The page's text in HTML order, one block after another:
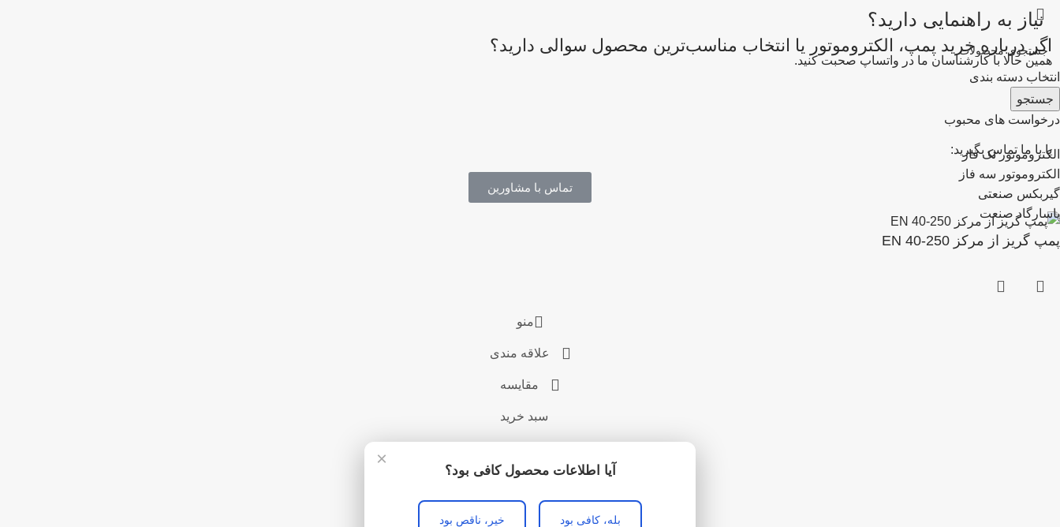
انتخاب دسته بندی
جستجو
درخواست های محبوب
الکتروموتور تک فاز
الکتروموتور سه فاز
گیربکس صنعتی
پاسارگاد صنعت
نیاز به راهنمایی دارید؟
اگر درباره خرید پمپ، الکتروموتور یا انتخاب مناسب‌ترین محصول سوالی دارید؟
همین حالا با کارشناسان ما در واتساپ صحبت کنید.
یا با ما تماس بگیرید:
تماس با مشاورین
پمپ گریز از مرکز EN 40-250
×
آیا اطلاعات محصول کافی بود؟
بله، کافی بود خیر، ناقص بود
منو
علاقه مندی
مقایسه
سبد خرید